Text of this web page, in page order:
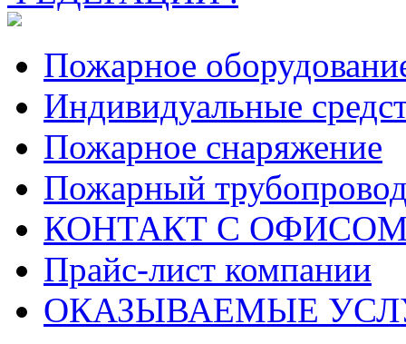
Пожарное
Индивидуальные
Пожарное снаряжение
Пожарный
КОНТАКТ С ОФИСОМ
Прайс-лист компании
ОКАЗЫВАЕМЫЕ